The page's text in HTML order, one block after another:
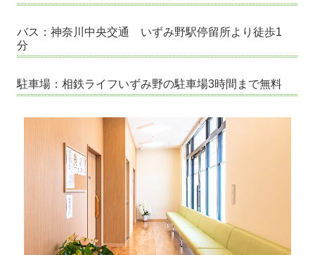
バス：神奈川中央交通 いずみ野駅停留所より徒歩1
分
駐車場：相鉄ライフいずみ野の駐車場3時間まで無料